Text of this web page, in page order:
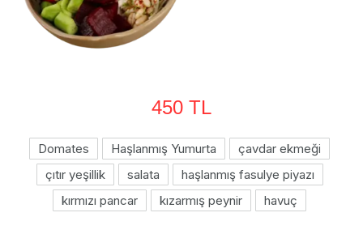
450 TL
Domates Haşlanmış Yumurta
çavdar ekmeği
çıtır yeşillik
salata
haşlanmış fasulye piyazı
kırmızı pancar
kızarmış peynir havuç